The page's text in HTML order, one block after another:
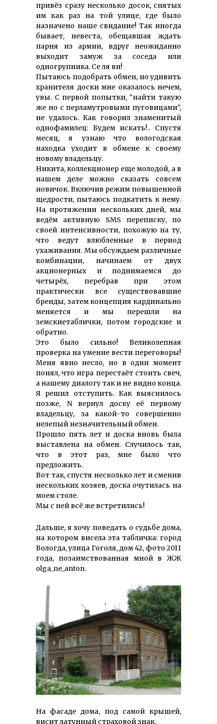
привёз сразу несколько досок, снятых
им как раз на той улице, где было
назначено наше свидание! Так иногда
бывает, невеста, обещавшая ждать
парня из армии, вдруг неожиданно
выходит замуж за соседа или
одногрупника. Се ля ви!
Пытаюсь подобрать обмен, но удивить
хранителя доски мне оказалось нечем,
увы. С первой попытки, “найти такую
же но с перламутровыми пуговицами”,
не удалось. Как говорил знаменитый
однофамилец: Будем искать!.. Спустя
месяц, я узнаю что вологодская
находка уходит в обмене к своему
новому владельцу.
Никита, коллекционер еще молодой, а в
нашем деле можно сказать совсем
новичок. Включив режим повышенной
щедрости, пытаюсь подкатить к нему.
На протяжении нескольких дней, мы
ведём активную SMS переписку, по
своей интенсивности, похожую на ту,
что ведут влюбленные в период
ухаживания. Мы обсуждаем различные
комбинации, начинаем от двух
акционерных и поднимаемся до
четырёх, перебрав при этом
практически все существовавшие
бренды, затем концепция кардинально
меняется и мы перешли на
земскиетаблички, потом городские и
обратно.
Это было сильно! Великолепная
проверка на умение вести переговоры!
Меня явно несло, но в один момент
понял, что игра перестаёт стоить свеч,
а нашему диалогу так и не видно конца.
Я решил отступить. Как выяснилось
позже, N вернул доску её первому
владельцу, за какой-то совершенно
нелепый незначительный обмен.
Прошло пять лет и доска вновь была
выставлена на обмен. Случилось так,
что в этот раз, мне было что
предложить.
Вот так, спустя несколько лет и сменив
нескольких хозяев, доска очутилась на
моем столе.
Мы с ней всё же встретились!
Дальше, я хочу поведать о судьбе дома,
на котором висела эта табличка: город
Вологда, улица Гоголя, дом 42, фото 2011
года, позаимствованная мной в ЖЖ
olga_ne_anton.
На фасаде дома, под самой крышей,
висит латунный страховой знак.